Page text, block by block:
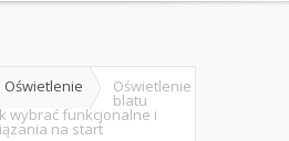
Oświetlenie Oświetlenie
blatu
wybrać funkcjonalne i
na start